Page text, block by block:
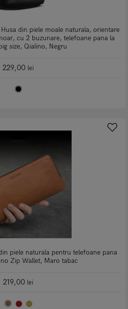
din piele moale naturala, orientare
cu 2 buzunare, telefoane pana la
size, Qialino, Negru
229,00 lei
piele naturala pentru telefoane pana
Zip Wallet, Maro tabac
219,00 lei